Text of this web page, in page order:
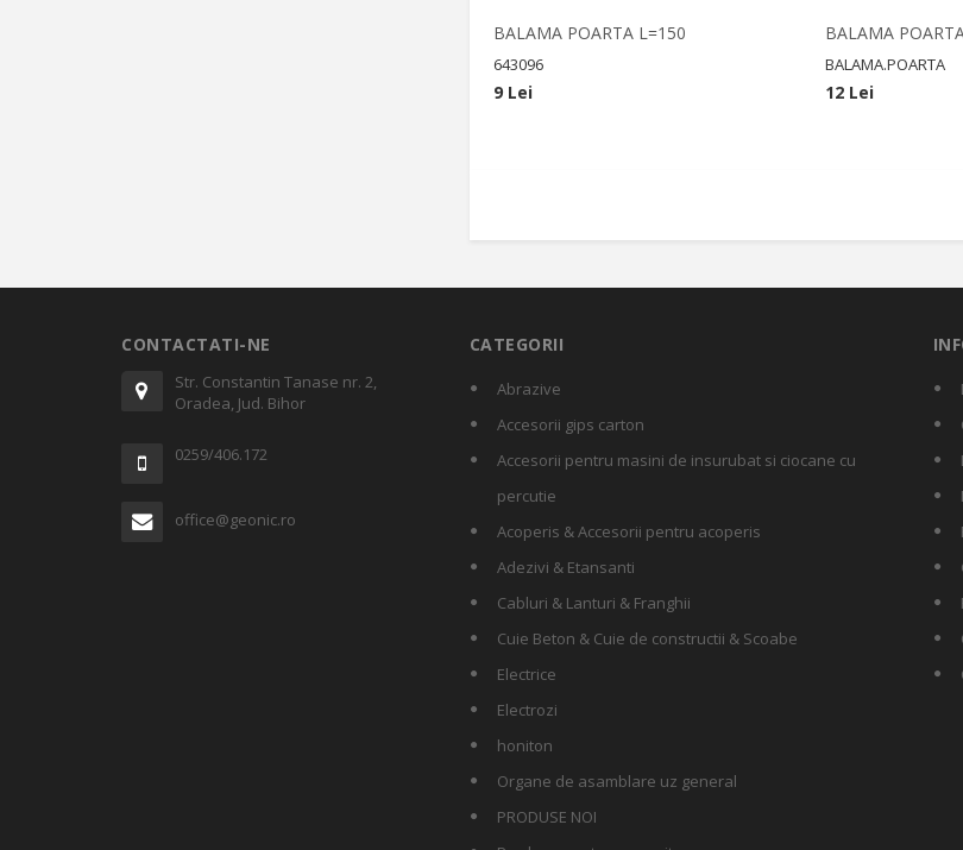
BALAMA POARTA L=150
643096
9 Lei
BALAMA
BALAMA.POARTA
12 Lei
CONTACTATI-NE
Str. Constantin Tanase nr. 2,
Oradea, Jud. Bihor
0259/406.172
office@geonic.ro
CATEGORII
Abrazive
Accesorii gips carton
Accesorii pentru masini de insurubat si ciocane cu
percutie
Acoperis & Accesorii pentru acoperis
Adezivi & Etansanti
Cabluri & Lanturi & Franghii
Cuie Beton & Cuie de constructii & Scoabe
Electrice
Electrozi
honiton
Organe de asamblare uz general
PRODUSE NOI